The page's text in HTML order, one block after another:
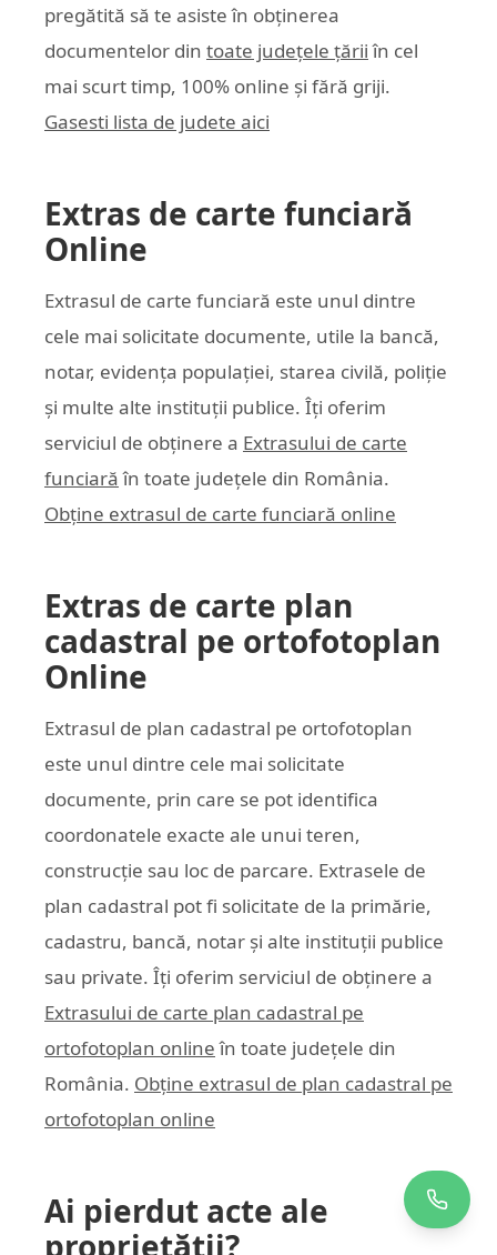
pregătită să te asiste în obținerea
documentelor din toate județele țării în cel
mai scurt timp, 100% online și fără griji.
Gasesti lista de judete aici
Extras de carte funciară
Online
Extrasul de carte funciară este unul dintre
cele mai solicitate documente, utile la bancă,
notar, evidența populației, starea civilă, poliție
și multe alte instituții publice. Îți oferim
serviciul de obținere a Extrasului de carte
funciară în toate județele din România.
Obține extrasul de carte funciară online
Extras de carte plan
cadastral pe ortofotoplan
Online
Extrasul de plan cadastral pe ortofotoplan
este unul dintre cele mai solicitate
documente, prin care se pot identifica
coordonatele exacte ale unui teren,
construcție sau loc de parcare. Extrasele de
plan cadastral pot fi solicitate de la primărie,
cadastru, bancă, notar și alte instituții publice
sau private. Îți oferim serviciul de obținere a
Extrasului de carte plan cadastral pe
ortofotoplan online în toate județele din
România. Obține extrasul de plan cadastral pe
ortofotoplan online
Ai pierdut acte ale
proprietății?